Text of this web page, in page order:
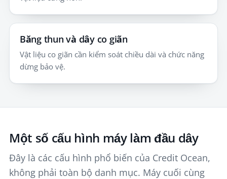
Băng thun và dây co giãn
Vật liệu co giãn cần kiểm soát chiều dài và chức năng
dừng bảo vệ.
Một số cấu hình máy làm đầu dây
Đây là các cấu hình phổ biến của Credit Ocean,
không phải toàn bộ danh mục. Máy cuối cùng